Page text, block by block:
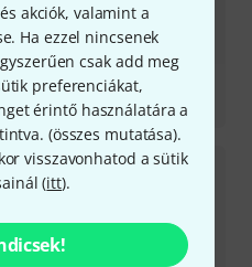
akciók, valamint a
Ha ezzel nincsenek
csak add meg
preferenciákat,
érintő használatára a
(összes mutatása).
visszavonhatod a sütik
(itt).